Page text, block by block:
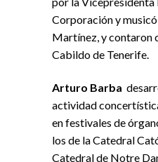
Corporación y
Martínez, y contaron
Cabildo de Tenerife.
Arturo Barba
actividad
en festivales de
los de laCatedral
Catedral de Notre